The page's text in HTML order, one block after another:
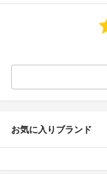
お気に入りブランド